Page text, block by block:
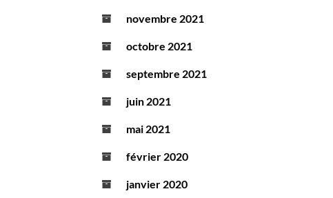
novembre 2021
octobre 2021
septembre 2021
juin 2021
mai 2021
février 2020
janvier 2020